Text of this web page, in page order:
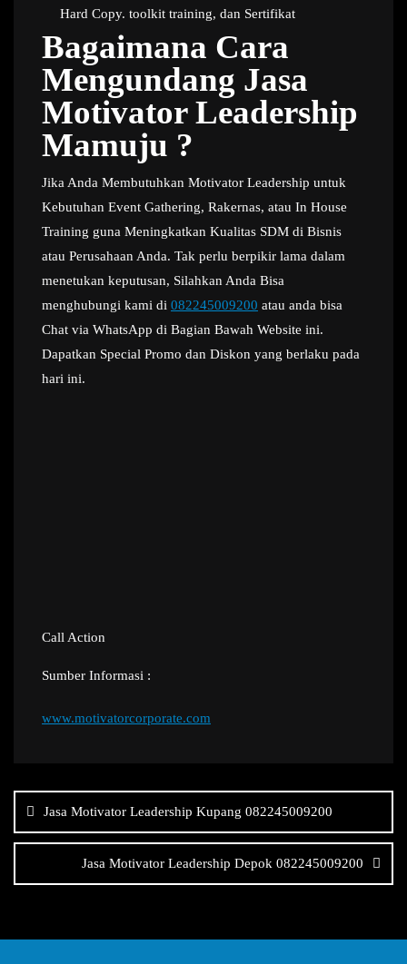
Hard Copy. toolkit training, dan Sertifikat
Bagaimana Cara
Mengundang Jasa
Motivator Leadership
Mamuju ?
Jika Anda Membutuhkan Motivator Leadership untuk
Kebutuhan Event Gathering, Rakernas, atau In House
Training guna Meningkatkan Kualitas SDM di Bisnis
atau Perusahaan Anda. Tak perlu berpikir lama dalam
menetukan keputusan, Silahkan Anda Bisa
menghubungi kami di 082245009200 atau anda bisa
Chat via WhatsApp di Bagian Bawah Website ini.
Dapatkan Special Promo dan Diskon yang berlaku pada
hari ini.
Call Action
Sumber Informasi :
www.motivatorcorporate.com
posJasa Motivator Leadership Kupang 082245009200
Jasa Motivator Leadership Depok 082245009200